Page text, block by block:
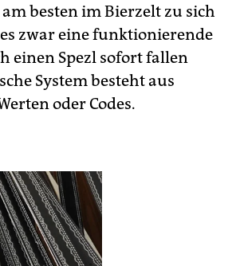
besten im Bierzelt zu sich
zwar eine funktionierende
einen Spezl sofort fallen
System besteht aus
oder Codes.